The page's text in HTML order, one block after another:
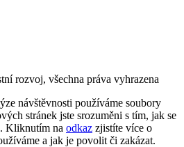
rozvoj, všechna práva vyhrazena
návštěvnosti používáme soubory
stránek jste srozuměni s tím, jak se
Kliknutím na odkaz zjistíte více o
a jak je povolit či zakázat.